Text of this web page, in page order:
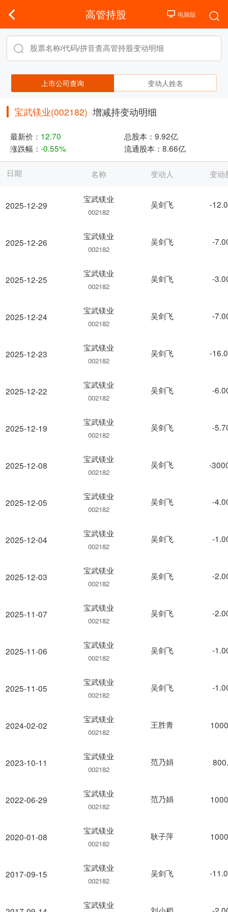
高管持股
上市公司查询 变动人姓名
宝武镁业(002182) 增减持变动明细
最新价： 12.70 总股本： 9.92亿
涨跌幅： -0.55% 流通股本： 8.66亿
日期
2025-12-29
2025-12-26
2025-12-25
2025-12-24
2025-12-23
2025-12-22
2025-12-19
2025-12-08
2025-12-05
2025-12-04
2025-12-03
2025-11-07
2025-11-06
2025-11-05
2024-02-02
2023-10-11
2022-06-29
2020-01-08
2017-09-15
名称 变动人 变动
宝武镁业
002182
吴剑飞 -
宝武镁业
002182
吴剑飞 -
宝武镁业
002182
吴剑飞 -
宝武镁业
002182
吴剑飞 -
宝武镁业
002182
吴剑飞 -
宝武镁业
002182
吴剑飞 -
宝武镁业
002182
吴剑飞 -
宝武镁业
002182
吴剑飞 -
宝武镁业
002182
吴剑飞 -
宝武镁业
002182
吴剑飞 -
宝武镁业
002182
吴剑飞 -
宝武镁业
002182
吴剑飞 -
宝武镁业
002182
吴剑飞 -
宝武镁业
002182
吴剑飞 -
宝武镁业
002182
王胜青
宝武镁业
002182
范乃娟
宝武镁业
002182
范乃娟
宝武镁业
002182
耿子萍
宝武镁业
002182
吴剑飞 -
宝武镁业